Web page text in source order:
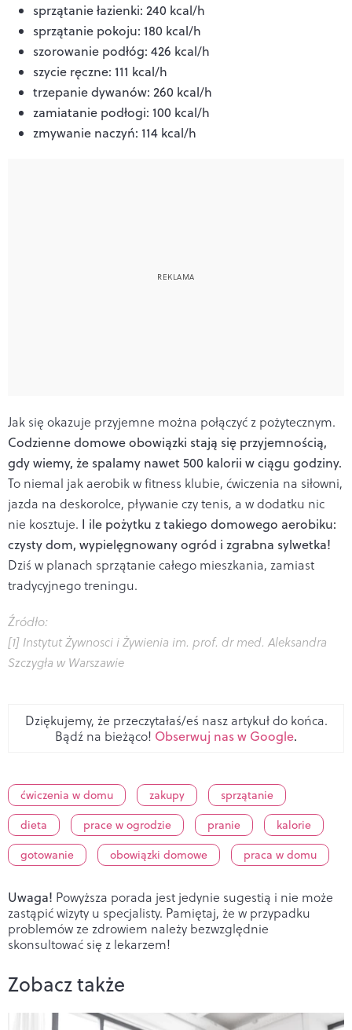
sprzątanie łazienki: 240 kcal/h
sprzątanie pokoju: 180 kcal/h
szorowanie podłóg: 426 kcal/h
szycie ręczne: 111 kcal/h
trzepanie dywanów: 260 kcal/h
zamiatanie podłogi: 100 kcal/h
zmywanie naczyń: 114 kcal/h
Jak się okazuje przyjemne można połączyć z pożytecznym.
Codzienne domowe obowiązki stają się przyjemnością,
gdy wiemy, że spalamy nawet 500 kalorii w ciągu godziny.
To niemal jak aerobik w fitness klubie, ćwiczenia na siłowni,
jazda na deskorolce, pływanie czy tenis, a w dodatku nic
nie kosztuje. I ile pożytku z takiego domowego aerobiku:
czysty dom, wypielęgnowany ogród i zgrabna sylwetka!
Dziś w planach sprzątanie całego mieszkania, zamiast
tradycyjnego treningu.
Źródło:
[1] Instytut Żywnosci i Żywienia im. prof. dr med. Aleksandra
Szczygła w Warszawie
Dziękujemy, że przeczytałaś/eś nasz artykuł do końca.
Bądź na bieżąco! Obserwuj nas w Google.
ćwiczenia w domu zakupy
sprzątanie
dieta
prace w ogrodzie pranie
kalorie
gotowanie
obowiązki domowe praca w domu
Uwaga! Powyższa porada jest jedynie sugestią i nie może
zastąpić wizyty u specjalisty. Pamiętaj, że w przypadku
problemów ze zdrowiem należy bezwzględnie
skonsultować się z lekarzem!
Zobacz także